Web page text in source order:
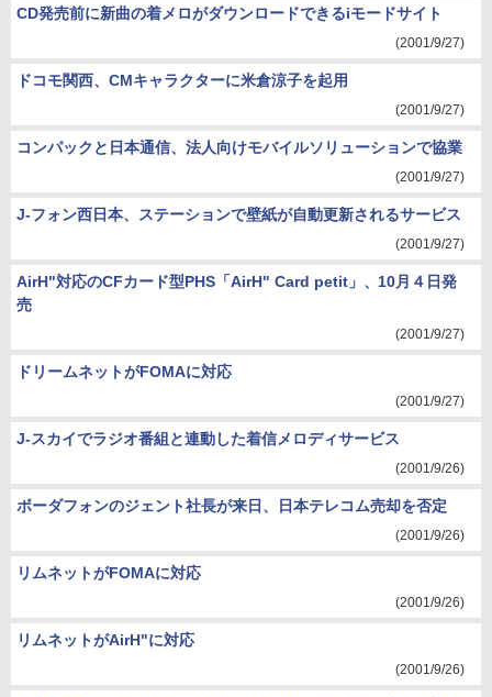
CD発売前に新曲の着メロがダウンロードできるiモードサイト
(2001/9/27)
ドコモ関西、CMキャラクターに米倉涼子を起用
(2001/9/27)
コンパックと日本通信、法人向けモバイルソリューションで協業
(2001/9/27)
J-フォン西日本、ステーションで壁紙が自動更新されるサービス
(2001/9/27)
AirH"対応のCFカード型PHS「AirH" Card petit」、10月４日発
売
(2001/9/27)
ドリームネットがFOMAに対応
(2001/9/27)
J-スカイでラジオ番組と連動した着信メロディサービス
(2001/9/26)
ボーダフォンのジェント社長が来日、日本テレコム売却を否定
(2001/9/26)
リムネットがFOMAに対応
(2001/9/26)
リムネットがAirH"に対応
(2001/9/26)